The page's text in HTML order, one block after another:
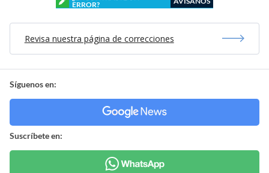
ERROR?
Revisa nuestra página de correcciones
Síguenos en:
Suscríbete en: